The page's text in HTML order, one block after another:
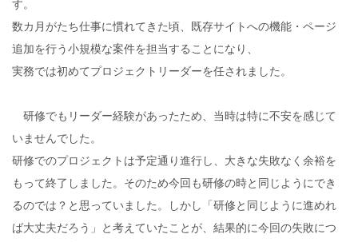
す。
数カ月がたち仕事に慣れてきた頃、既存サイトへの機能・ページ
追加を行う小規模な案件を担当することになり、
実務では初めてプロジェクトリーダーを任されました。
研修でもリーダー経験があったため、当時は特に不安を感じて
いませんでした。
研修でのプロジェクトは予定通り進行し、大きな失敗なく余裕を
もって終了しました。そのため今回も研修の時と同じようにでき
るのでは？と思っていました。しかし「研修と同じように進めれ
ば大丈夫だろう」と考えていたことが、結果的に今回の失敗につ